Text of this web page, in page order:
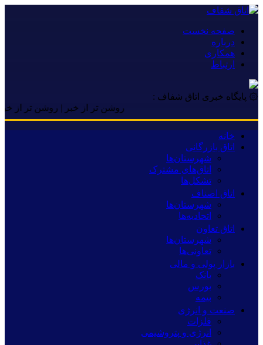
صفحه نخست
درباره
همکاری
ارتباط
۞ پایگاه خبری اتاق شفاف :
روشن تر از خبر | روشن تر از خبر
خانه
اتاق بازرگانی
شهرستان‌ها
اتاق‌های مشترک
تشکل‌ها
اتاق اصناف
شهرستان‌ها
اتحادیه‌ها
اتاق تعاون
شهرستان‌ها
تعاونی‌ها
بازار پولی و مالی
بانک
بورس
بیمه
صنعت و انرژی
فلزات
انرژی و پتروشیمی